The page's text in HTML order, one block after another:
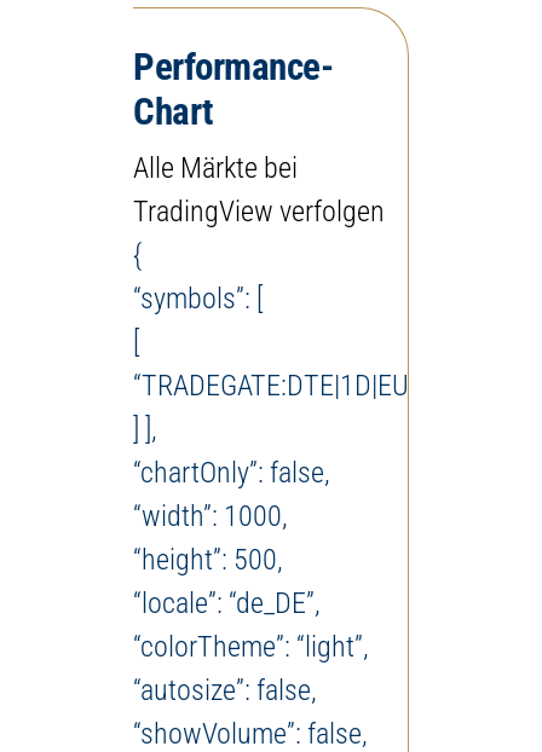
Performance-
Chart
Alle Märkte bei
TradingView verfolgen
{
“symbols”: [
“TRADEGATE:DTE|1D|EUR”
] ],
“chartOnly”: false,
“width”: 1000,
“height”: 500,
“locale”: “de_DE”,
“colorTheme”: “light”,
“autosize”: false,
“showVolume”: false,